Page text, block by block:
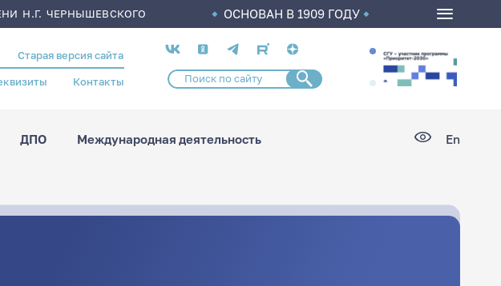
Н.Г. ЧЕРНЫШЕВСКОГО ОСНОВАН В 1909 ГОДУ
Старая версия сайта
Контакты
Социальные
сети
ДПО Международная деятельность En